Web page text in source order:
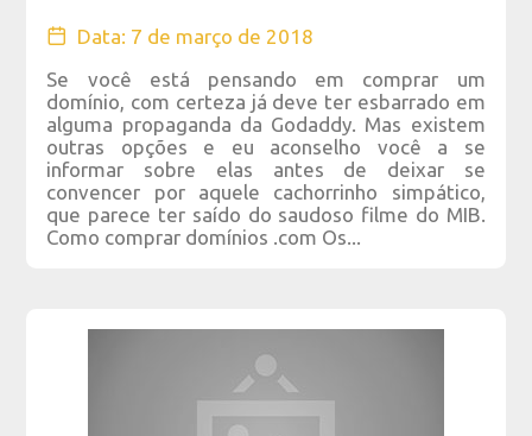
Data: 7 de março de 2018
Se você está pensando em comprar um
domínio, com certeza já deve ter esbarrado em
alguma propaganda da Godaddy. Mas existem
outras opções e eu aconselho você a se
informar sobre elas antes de deixar se
convencer por aquele cachorrinho simpático,
que parece ter saído do saudoso filme do MIB.
Como comprar domínios .com Os...